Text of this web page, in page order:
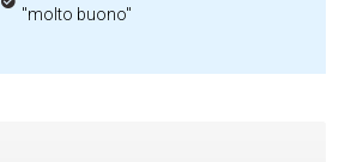
"molto buono"